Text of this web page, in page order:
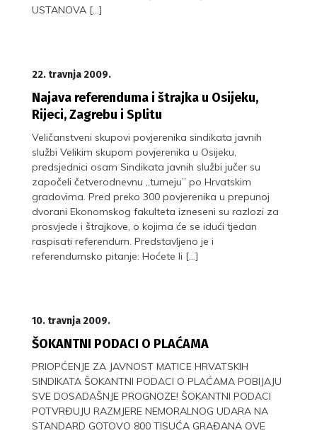
USTANOVA […]
22. travnja 2009.
Najava referenduma i štrajka u Osijeku,
Rijeci, Zagrebu i Splitu
Veličanstveni skupovi povjerenika sindikata javnih
službi Velikim skupom povjerenika u Osijeku,
predsjednici osam Sindikata javnih službi jučer su
započeli četverodnevnu „turneju” po Hrvatskim
gradovima. Pred preko 300 povjerenika u prepunoj
dvorani Ekonomskog fakulteta izneseni su razlozi za
prosvjede i štrajkove, o kojima će se idući tjedan
raspisati referendum. Predstavljeno je i
referendumsko pitanje: Hoćete li […]
10. travnja 2009.
ŠOKANTNI PODACI O PLAĆAMA
PRIOPĆENJE ZA JAVNOST MATICE HRVATSKIH
SINDIKATA ŠOKANTNI PODACI O PLAĆAMA POBIJAJU
SVE DOSADAŠNJE PROGNOZE! ŠOKANTNI PODACI
POTVRĐUJU RAZMJERE NEMORALNOG UDARA NA
STANDARD GOTOVO 800 TISUĆA GRAĐANA OVE